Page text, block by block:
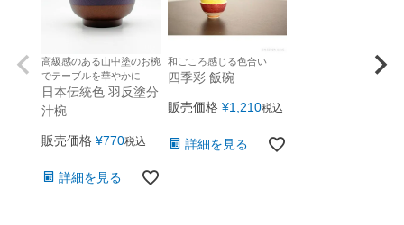
高級感のある山中塗のお椀
でテーブルを華やかに
日本伝統色 羽反塗分
汁椀
販売価格 ¥770税込
詳細を見る
和ごころ感じる色合い
四季彩 飯碗
販売価格 ¥1,210税込
詳細を見る